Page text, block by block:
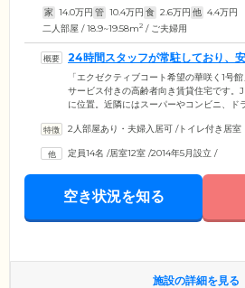
家 14.0万円 管 10.4万円 食 2.6万円 他 4.4万円
二人部屋 / 18.9~19.58m2 / ご夫婦用
24時間スタッフが常駐しており、
ができます
「エクゼクティブコート希望の華咲く1号
サービス付きの高齢者向き賃貸住宅です。
に位置。近隣にはスーパーやコンビニ、ド
併設されており、リハビリテーションや入
間や緊急時も迅速に対応いたしますので、
るようなくつろぎと、サポートがある安心
2人部屋あり・夫婦入居可 /トイレ付き居室
定員14名 /居室12室 /2014年5月設立 /
空き状況を知る
施設の詳細を見る